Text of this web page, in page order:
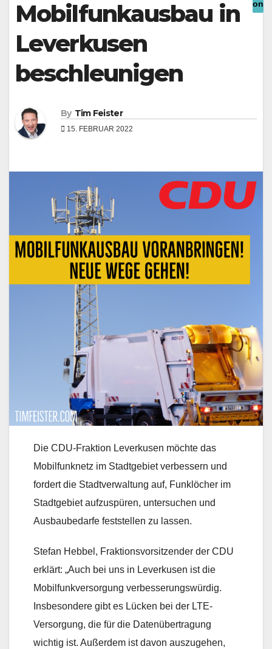
format_underlined Underline links
font_download Mark links
Reset all options
cached
Leave feedback
Mobilfunkausbau in
Leverkusen
beschleunigen
By Tim Feister
15. FEBRUAR 2022
Die CDU-Fraktion Leverkusen möchte das
Mobilfunknetz im Stadtgebiet verbessern und
fordert die Stadtverwaltung auf, Funklöcher im
Stadtgebiet aufzuspüren, untersuchen und
Ausbaubedarfe feststellen zu lassen.
Stefan Hebbel, Fraktionsvorsitzender der CDU
erklärt: „Auch bei uns in Leverkusen ist die
Mobilfunkversorgung verbesserungswürdig.
Insbesondere gibt es Lücken bei der LTE-
Versorgung, die für die Datenübertragung
wichtig ist. Außerdem ist davon auszugehen,